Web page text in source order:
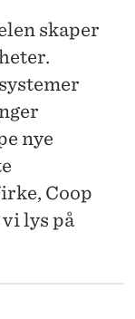
skaper
nye
Coop
lys på